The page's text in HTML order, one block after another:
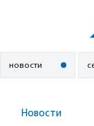
новости
Новости